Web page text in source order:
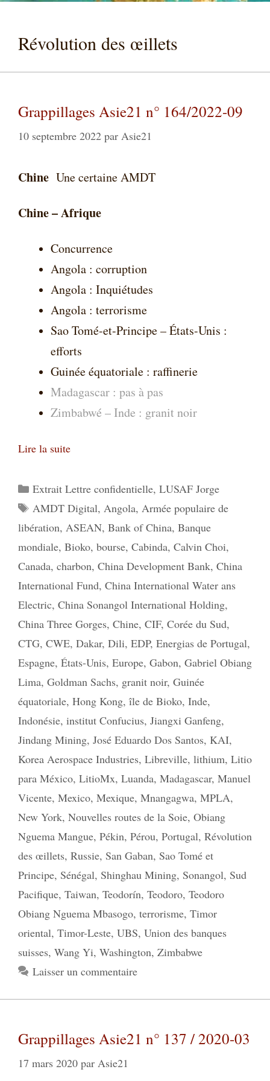
Révolution des œillets
Grappillages Asie21 n° 164/2022-09
10 septembre 2022 par Asie21
Chine Une certaine AMDT
Chine – Afrique
Concurrence
Angola : corruption
Angola : Inquiétudes
Angola : terrorisme
Sao Tomé-et-Principe – États-Unis :
efforts
Guinée équatoriale : raffinerie
Madagascar : pas à pas
Zimbabwé – Inde : granit noir
Lire la suite
Catégories
Extrait Lettre confidentielle, LUSAF Jorge
Étiquettes
AMDT Digital, Angola, Armée populaire de
libération, ASEAN, Bank of China, Banque
mondiale, Bioko, bourse, Cabinda, Calvin Choi,
Canada, charbon, China Development Bank, China
International Fund, China International Water ans
Electric, China Sonangol International Holding,
China Three Gorges, Chine, CIF, Corée du Sud,
CTG, CWE, Dakar, Dili, EDP, Energias de Portugal,
Espagne, États-Unis, Europe, Gabon, Gabriel Obiang
Lima, Goldman Sachs, granit noir, Guinée
équatoriale, Hong Kong, île de Bioko, Inde,
Indonésie, institut Confucius, Jiangxi Ganfeng,
Jindang Mining, José Eduardo Dos Santos, KAI,
Korea Aerospace Industries, Libreville, lithium, Litio
para México, LitioMx, Luanda, Madagascar, Manuel
Vicente, Mexico, Mexique, Mnangagwa, MPLA,
New York, Nouvelles routes de la Soie, Obiang
Nguema Mangue, Pékin, Pérou, Portugal, Révolution
des œillets, Russie, San Gaban, Sao Tomé et
Principe, Sénégal, Shinghau Mining, Sonangol, Sud
Pacifique, Taiwan, Teodorín, Teodoro, Teodoro
Obiang Nguema Mbasogo, terrorisme, Timor
oriental, Timor-Leste, UBS, Union des banques
suisses, Wang Yi, Washington, Zimbabwe
Laisser un commentaire
Grappillages Asie21 n° 137 / 2020-03
17 mars 2020 par Asie21